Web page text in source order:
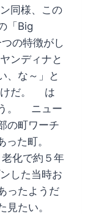
同様、この
「Big
の特徴がし
ンディナと
、な～」と
けだ。 は
う。 ニュー
の町ワーチ
った町。
化で約５年
した当時お
ったようだ
見たい。